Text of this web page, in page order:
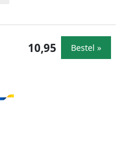
10,95 Bestel »